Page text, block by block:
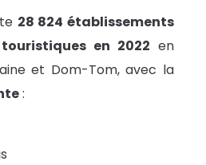
28 824 établissements
en 2022 en
et Dom-Tom, avec la
: